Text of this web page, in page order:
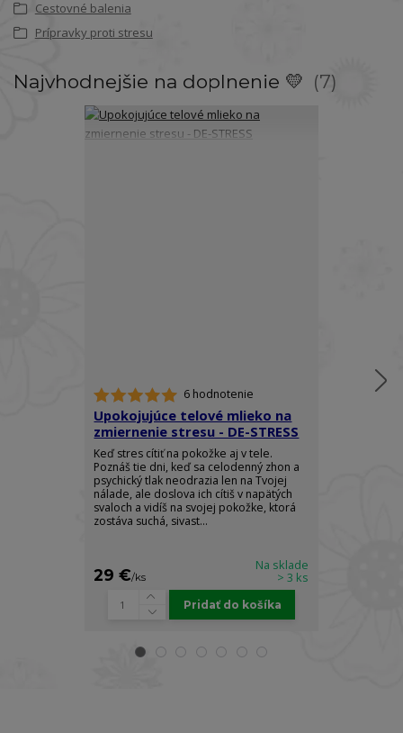
Cestovné balenia
Prípravky proti stresu
Najvhodnejšie na doplnenie 💛 7
6 hodnotenie
Upokojujúce telové mlieko na
zmiernenie stresu - DE-STRESS
Keď stres cítiť na pokožke aj v tele.
Poznáš tie dni, keď sa celodenný zhon a
psychický tlak neodrazia len na Tvojej
nálade, ale doslova ich cítiš v napätých
svaloch a vidíš na svojej pokožke, ktorá
zostáva suchá, sivast...
29 €/ks
Na sklade
> 3 ks
Pridať do košíka